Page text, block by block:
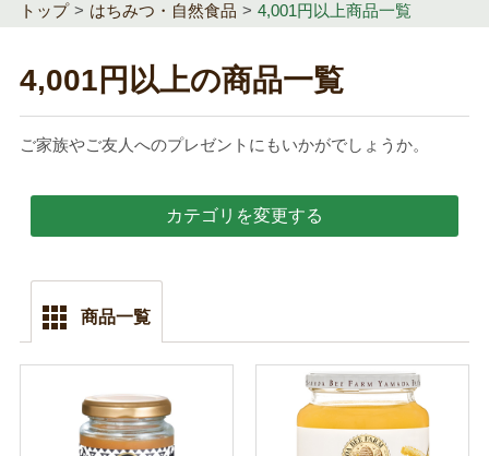
トップ はちみつ・自然食品 4,001円以上商品一覧
4,001円以上の商品一覧
ご家族やご友人へのプレゼントにもいかがでしょうか。
カテゴリを変更する
商品一覧